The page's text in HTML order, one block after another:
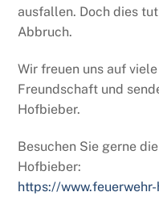
ausfallen. Doch dies
Abbruch.
Wir freuen uns auf
Freundschaft und
Hofbieber.
Besuchen Sie gerne
Hofbieber:
https://